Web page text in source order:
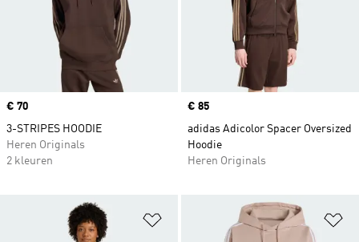
Price
€ 70
3-STRIPES HOODIE
Heren Originals
2 kleuren
Price
€ 85
adidas Adicolor Spacer Oversized
Hoodie
Heren Originals
Op verlanglijst zetten